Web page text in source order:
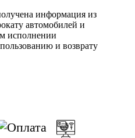
информация из
автомобилей и
исполнении
и возврату